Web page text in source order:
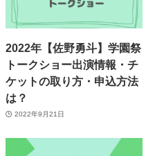
2022年【佐野勇斗】学園祭
トークショー出演情報・チ
ケットの取り方・申込方法
は？
2022年9月21日